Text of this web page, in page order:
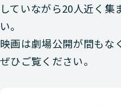
していながら20人近く集
い。
映画は劇場公開が間もな
ぜひご覧ください。